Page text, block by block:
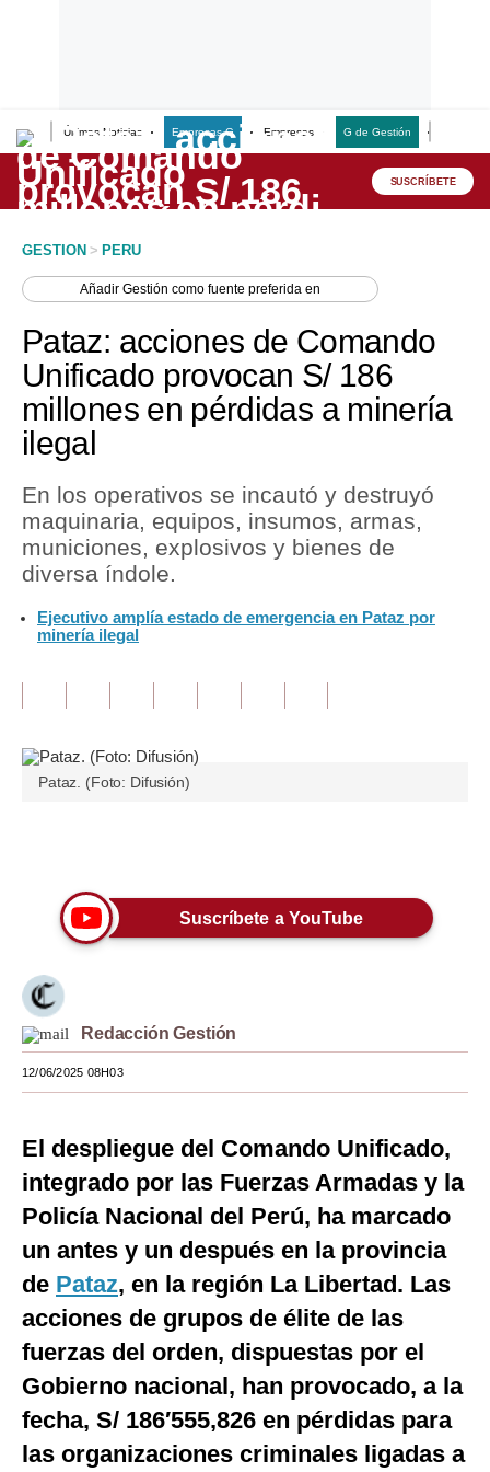
Últimas Noticias Empresas G Empresas G de Gestión
Lo último
Peru Quiosco
Economía
Mercados
Perú
Política
Tu Dinero
Finanzas Personales
Inmobiliarias
Opinión
Editorial
Pregunta de hoy
Lujo
Moda
Estilos
EEUU
México
Internacional
Tecnología
Club del Suscriptor
Mix
G de Gestión
SUSCRÍBETE
GESTION > PERU
AñadirGestión como fuente preferida en
Pataz: acciones de Comando
Unificado provocan S/ 186
millones en pérdidas a minería
ilegal
En los operativos se incautó y destruyó
maquinaria, equipos, insumos, armas,
municiones, explosivos y bienes de
diversa índole.
Ejecutivo amplía estado de emergencia en Pataz por
minería ilegal
Pataz. (Foto: Difusión)
Suscríbete a YouTube
Redacción Gestión
12/06/2025 08H03
El despliegue del Comando Unificado,
integrado por las Fuerzas Armadas y la
Policía Nacional del Perú, ha marcado
un antes y un después en la provincia
de Pataz, en la región La Libertad. Las
acciones de grupos de élite de las
fuerzas del orden, dispuestas por el
Gobierno nacional, han provocado, a la
fecha, S/ 186′555,826 en pérdidas para
las organizaciones criminales ligadas a